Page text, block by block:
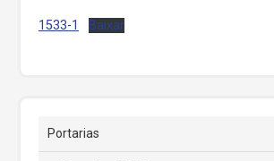
1533-1 Baixar
Portarias